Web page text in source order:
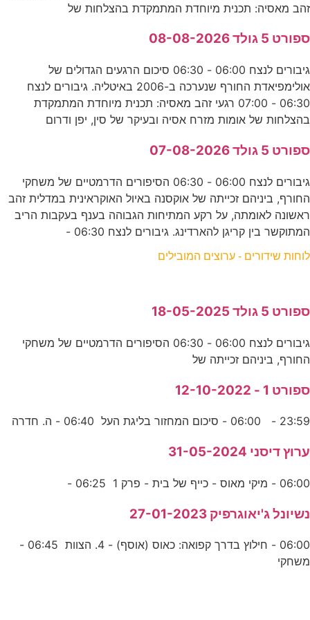
זהב מאסיה: תכנית מיוחדת המתמקדת בהצלחות של
ספורט 5 גולד 08-08-2026
גיבורים לנצח 06:00 - 06:30 סיכום הרגעים הגדולים של
אולימפיאדת החורף שנערכה ב-2006 באיטליה. גיבורים לנצח
06:30 - 07:00 רגעי זהב מאסיה: תכנית מיוחדת המתמקדת
בהצלחות של אומות מזרח אסיה ובעיקר של סין, יפן ודרום
ספורט 5 גולד 07-08-2026
גיבורים לנצח 06:00 - 06:30 הסיפורים הדרמטיים של משחקי
החורף, ביניהם זכייתה של אוקסנה באיול האוקראינית במדלית זהב
ראשונה לאומתה, על רקע המתיחות הגבוהה בענף בעקבות הריב
המתוקשר בין קריגן להארדינג. גיבורים לנצח 06:30 -
לוחות שידורים - ערוצים המובילים
ספורט 5 גולד 18-05-2025
גיבורים לנצח 06:00 - 06:30 הסיפורים הדרמטיים של משחקי
החורף, ביניהם זכייתה של
ספורט 1 - 12-10-2022
23:59 - 06:00 - סיכום המחזור בליגת העל 06:40 - ה. חדרה
ערוץ דיסני 31-05-2024
06:00 - מיקי מאוס - כייף של בית - פרק 1 06:25 -
נשיונל ג'יאוגרפיק 27-01-2023
06:00 - חילוץ בדרך קפואה: כאוס (אוסף) - 4. הצוות 06:45 -
משחקי